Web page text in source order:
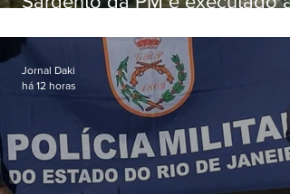
em Vaz Lobo
Jornal Daki
há 12 horas